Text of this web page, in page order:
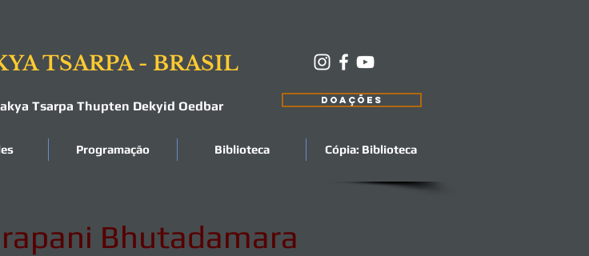
TSARPA - BRASIL
Tsarpa Thupten Dekyid Oedbar DOAÇÕES
Programação Biblioteca Cópia: Biblioteca
Bhutadamara